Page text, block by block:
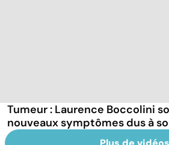
Tumeur : Laurence Boccolini
nouveaux symptômes dus à